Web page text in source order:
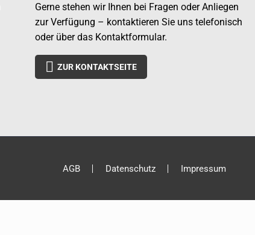
Gerne stehen wir Ihnen bei Fragen oder Anliegen
zur Verfügung – kontaktieren Sie uns telefonisch
oder über das Kontaktformular.
 ZUR KONTAKTSEITE
AGB Datenschutz Impressum